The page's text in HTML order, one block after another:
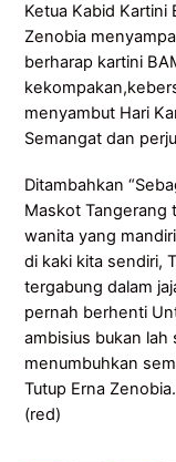
Ketua Kabid Kartini
Zenobia
berharap kartini
menyambut Hari
Semangat dan
Ditambahkan
Maskot Tangerang
wanita yang
di kaki kita sendiri,
tergabung dalam
pernah berhenti
ambisius bukan lah
menumbuhkan
Tutup Erna Zenobia.
(red)